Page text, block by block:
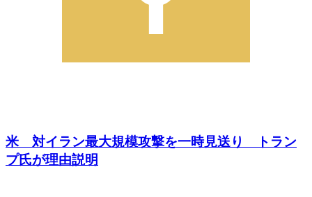
米 対イラン最大規模攻撃を一時見送り トラン
プ氏が理由説明